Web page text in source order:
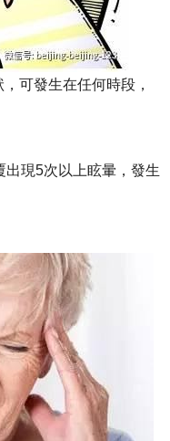
可發生在任何時段，
現5次以上眩暈，發生